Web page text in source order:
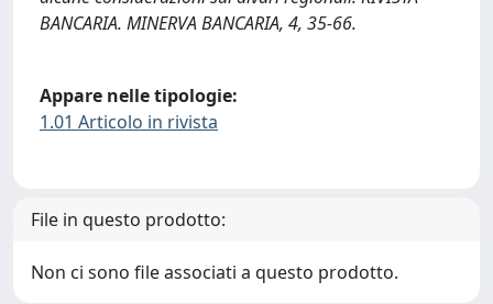
BANCARIA. MINERVA BANCARIA, 4, 35-66.
Appare nelle tipologie:
1.01 Articolo in rivista
File in questo prodotto:
Non ci sono file associati a questo prodotto.